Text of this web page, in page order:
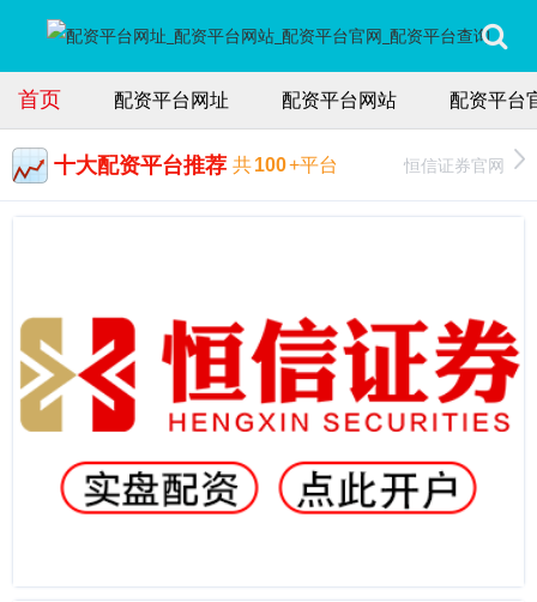
首页 配资平台网址 配资平台网站 配资平台
十大配资平台推荐 共100+平台 恒信证券官网